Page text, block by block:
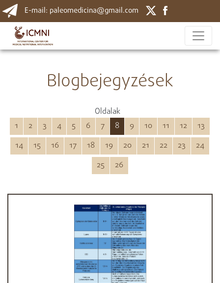
E-mail: paleomedicina@gmail.com
Blogbejegyzések
Oldalak
1
2 3 4 5 6 7 8 9 10 11 12
13
14
15 16 17 18 19 20 21 22 23
24
25
26